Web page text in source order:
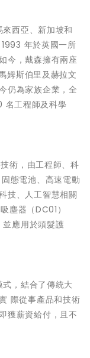
西亞、新加坡和
年於英國一所
今，戴森擁有兩座
姆斯伯里及赫拉文
仍為家族企業，全
名工程師及科學
術，由工程師、科
態電池、高速電動
技、人工智慧相關
塵器（DC01）
應用於頭髮護
，結合了傳統大
際從事產品和技術
獲薪資給付，且不